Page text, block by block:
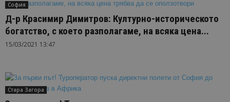
София
Д-р Красимир Димитров: Културно-историческото
богатство, с което разполагаме, на всяка цена...
15/03/2021 13:47
Стара Загора